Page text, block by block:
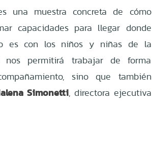
una muestra concreta de cómo
capacidades para llegar donde
es con los niños y niñas de la
permitirá trabajar de forma
sino que también
Simonetti, directora ejecutiva